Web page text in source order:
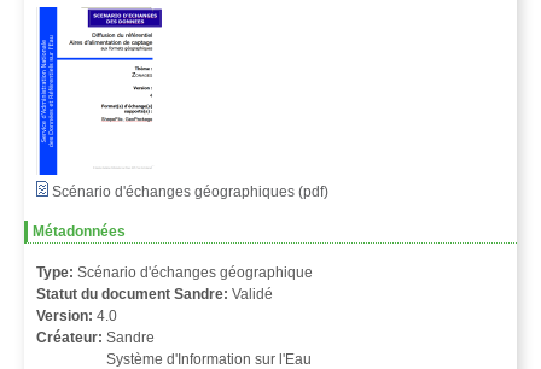
Scénario d'échanges géographiques (pdf)
Métadonnées
Type: Scénario d'échanges géographique
Statut du document Sandre: Validé
Version: 4.0
Créateur: Sandre
Système d'Information sur l'Eau